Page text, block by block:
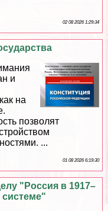
02 08 2026 1:29:34
и
на
позволят
...
01 08 2026 6:19:30
"Россия в 1917–
системе"